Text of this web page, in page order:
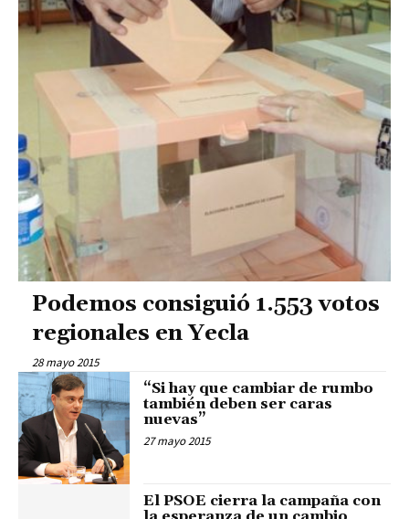
Podemos consiguió 1.553 votos
regionales en Yecla
28 mayo 2015
“Si hay que cambiar de rumbo
también deben ser caras
nuevas”
27 mayo 2015
El PSOE cierra la campaña con